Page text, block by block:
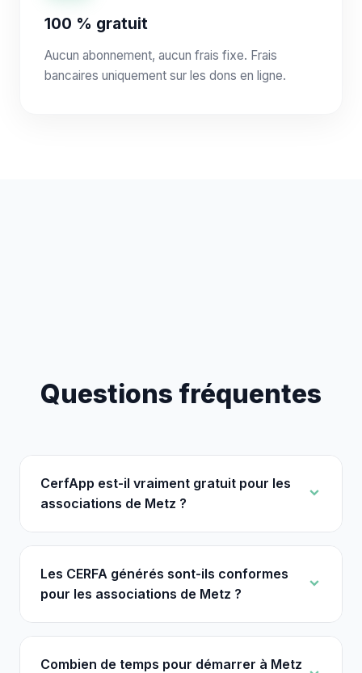
100 % gratuit
Aucun abonnement, aucun frais fixe. Frais
bancaires uniquement sur les dons en ligne.
Questions fréquentes
CerfApp est-il vraiment gratuit pour les
associations de Metz ?
Les CERFA générés sont-ils conformes
pour les associations de Metz ?
Combien de temps pour démarrer à Metz